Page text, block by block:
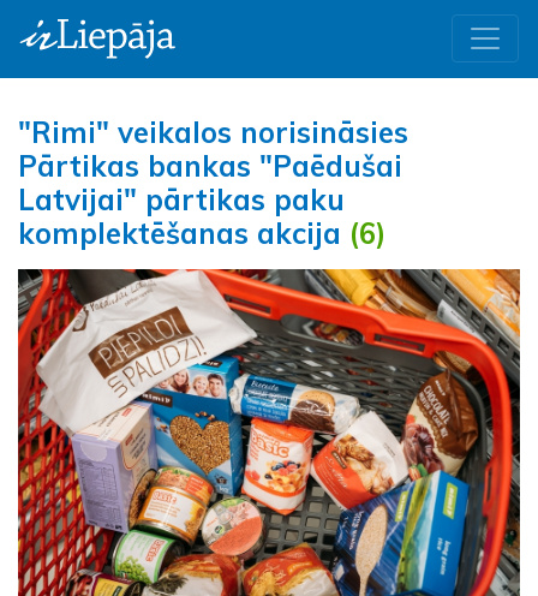
"Rimi" veikalos norisināsies
Pārtikas bankas "Paēdušai
Latvijai" pārtikas paku
komplektēšanas akcija (6)